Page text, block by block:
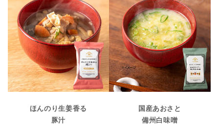
ほんのり生姜香る
豚汁
国産あおさと
備州白味噌